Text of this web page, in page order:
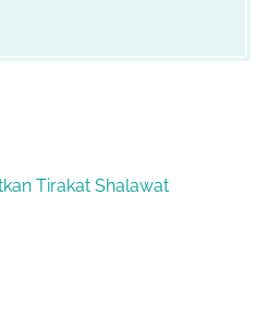
Tirakat Shalawat